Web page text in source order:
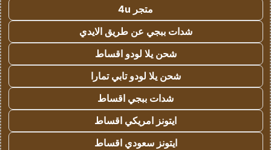
متجر 4u
شدات ببجي عن طريق الايدي
شحن يلا لودو اقساط
شحن يلا لودو تابي تمارا
شدات ببجي اقساط
ايتونز امريكي اقساط
ايتونز سعودي اقساط